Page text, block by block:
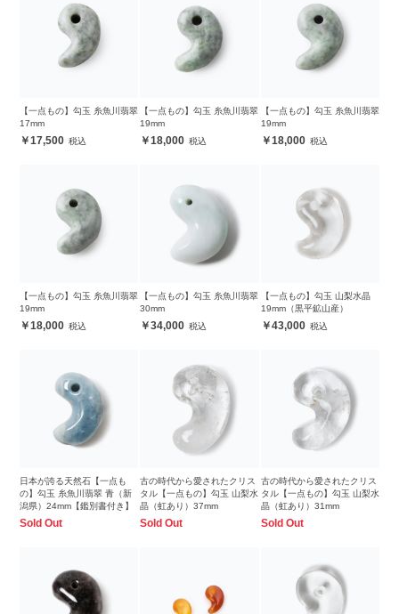
【一点もの】勾玉 糸魚川翡翠
17mm
17,500
【一点もの】勾玉 糸魚川翡翠
19mm
18,000
【一点もの】勾玉 糸魚川翡翠
19mm
18,000
【一点もの】勾玉 糸魚川翡翠
19mm
18,000
【一点もの】勾玉 糸魚川翡翠
30mm
34,000
【一点もの】勾玉 山梨水晶
19mm（黒平鉱山産）
43,000
日本が誇る天然石【一点も
の】勾玉 糸魚川翡翠 青（新
潟県）24mm【鑑別書付き】
Sold Out
古の時代から愛されたクリス
タル【一点もの】勾玉 山梨水
晶（虹あり）37mm
Sold Out
古の時代から愛されたクリス
タル【一点もの】勾玉 山梨水
晶（虹あり）31mm
Sold Out